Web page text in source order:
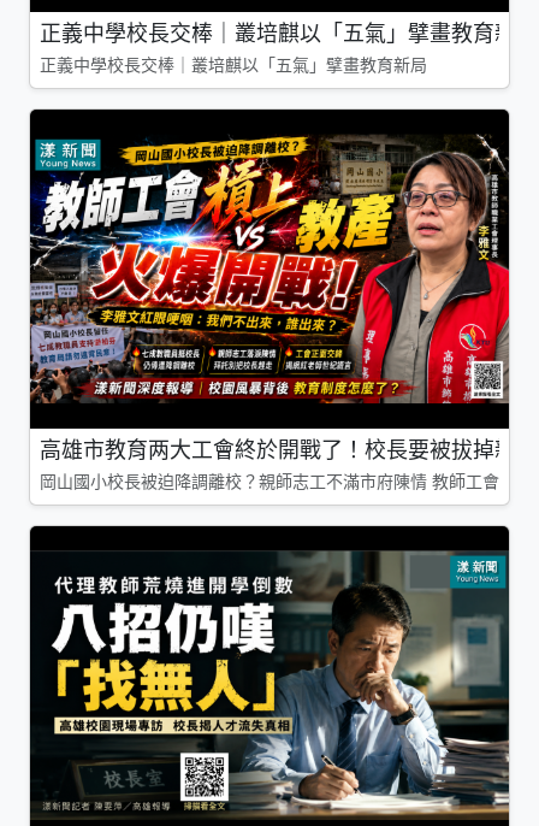
正義中學校長交棒｜叢培麒以「五氣」擘畫教育新局
正義中學校長交棒｜叢培麒以「五氣」擘畫教育新局
高雄市教育两大工會終於開戰了！校長要被拔掉親
岡山國小校長被迫降調離校？親師志工不滿市府陳情 教師工會槓